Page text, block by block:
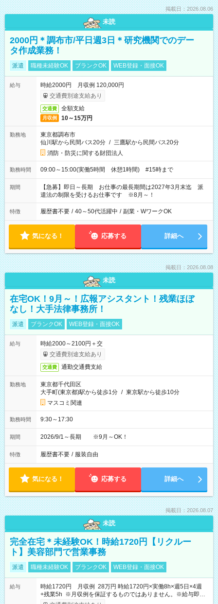
掲載日：2026.08.06
未読
2000円＊調布市/平日週3日＊研究機関でのデー
タ作成業務！
派遣 職種未経験OK ブランクOK WEB登録・面接OK
給与
時給2000円 月収例 120,000円
交通費別途支給あり
交通費 全額支給
月収例 10～15万円
勤務地
東京都調布市
仙川駅から民間バス20分 / 三鷹駅から民間バス20分
消防・防災に関する財団法人
勤務時間 09:00～15:00(実働5時間 休憩1時間) #15時まで
期間
【急募】即日～長期 お仕事の最長期間は2027年3月末迄 派
遣法の制限を受けるお仕事です ※8月～！
特徴 履歴書不要 / 40～50代活躍中 / 副業・WワークOK
気になる！ 応募する 詳細へ
掲載日：2026.08.08
未読
在宅OK！9月～！広報アシスタント！残業ほぼ
なし！大手法律事務所！
派遣 ブランクOK WEB登録・面接OK
給与
時給2000～2100円＋交
交通費別途支給あり
交通費 通勤交通費支給
勤務地
東京都千代田区
大手町(東京都)駅から徒歩1分 / 東京駅から徒歩10分
マスコミ関連
勤務時間 9:30～17:30
期間 2026/9/1～長期 ※9月～OK！
特徴 履歴書不要 / 服装自由
気になる！ 応募する 詳細へ
掲載日：2026.08.07
未読
完全在宅＊未経験OK！時給1720円【リクルー
ト】美容部門で営業事務
派遣 職種未経験OK ブランクOK WEB登録・面接OK
給与
時給1720円 月収例 28万円 時給1720円×実働8h×週5日×4週
+残業5h ※月収例を保証するものではありません。※給与即受
取りサービス利用可（利用条件有）